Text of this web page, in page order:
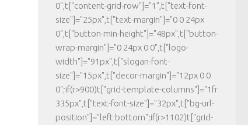
0",t["content-grid-row"]="1",t["text-font-
size"]="25px",t["text-margin"]="0 0 24px
0",t["button-min-height"]="48px",t["button-
wrap-margin"]="0 24px 0 0",t["logo-
width"]="91px",t["slogan-font-
size"]="15px",t["decor-margin"]="12px 0 0
0";if(r>900)t["grid-template-columns"]="1fr
335px",t["text-font-size"]="32px",t["bg-url-
position"]="left bottom";if(r>1102)t["grid-